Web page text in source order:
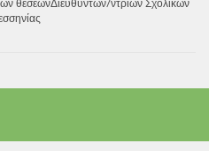
θέσεωνΔιευθυντών/ντριών Σχολικών